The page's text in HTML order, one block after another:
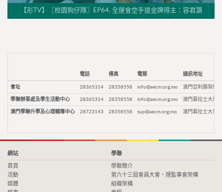
【形TV】〖校園狗仔隊〗EP64. 全運會空手道金牌得主：容君灝
電話 傳真 電郵 通訊地址
會址 28365314 28358558 info@aecm.org.mo 澳門亞利鴉架街9
學聯辦事處及學生活動中心 28365314 28358558 info@aecm.org.mo 澳門慕拉士大馬
澳門學聯升學及心理輔導中心 28723143 28358558 sup@aecm.org.mo 澳門慕拉士大馬
網站
首頁
活動
媒體
學聯
學聯簡介
第六十三屆會員大會、理監事會架構
組織架構